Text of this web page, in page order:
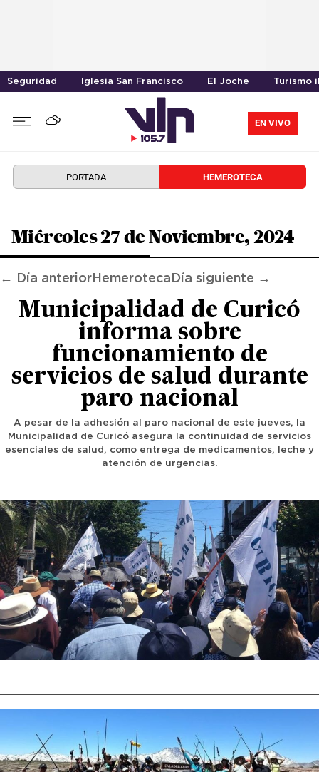
Seguridad Iglesia San Francisco El Joche Turismo
EN VIVO
PORTADA HEMEROTECA
Miércoles 27 de Noviembre, 2024
← Día anterior Hemeroteca Día siguiente →
Municipalidad de Curicó
informa sobre
funcionamiento de
servicios de salud durante
paro nacional
A pesar de la adhesión al paro nacional de este jueves, la
Municipalidad de Curicó asegura la continuidad de servicios
esenciales de salud, como entrega de medicamentos, leche y
atención de urgencias.